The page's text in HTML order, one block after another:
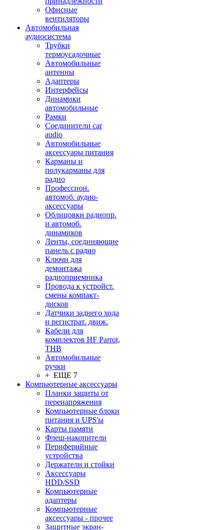
Офисные
вентиляторы
Автомобильная
аудиосистема
Трубки
термоусадочные
Автомобильные
антенны
Адаптеры
Интерфейсы
Динамики
автомобильные
Рамки
Соединители car
audio
Автомобильные
аксессуары питания
Карманы и
полукарманы для
радио
Профессион.
автомоб. аудио-
аксессуары
Облицовки радиопр.
и автомоб.
динамиков
Ленты, соединяющие
панель с радио
Ключи для
демонтажа
радиоприемника
Провода к устройст.
смены компакт-
дисков
Датчики заднего хода
и регистрат. движ.
Кабели для
комплектов HF Parrot,
THB
Автомобильные
ручки
+ ЕЩЕ 7
Компьютерные аксессуары
Планки защиты от
перенапряжения
Компьютерные блоки
питания и UPS'ы
Карты памяти
Флеш-накопители
Периферийные
устройства
Держатели и стойки
Аксессуары
HDD/SSD
Компьютерные
адаптеры
Компьютерные
аксессуары - прочее
Защитные экран-